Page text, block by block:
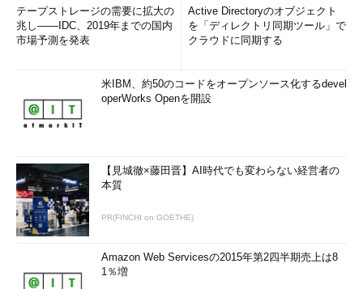
テープストレージの需要に拡大の
兆し――IDC、2019年までの国内
市場予測を発表
Active Directoryのオブジェクト
を「ディレクトリ同期ツール」で
クラウドに同期する
米IBM、約50のコードをオープンソース化するdevel
operWorks Openを開設
【見城徹×藤田晋】AI時代でも変わらない経営者の
本質
PR(FINCHI on GOETHE)
Amazon Web Servicesの2015年第2四半期売上は8
1％増